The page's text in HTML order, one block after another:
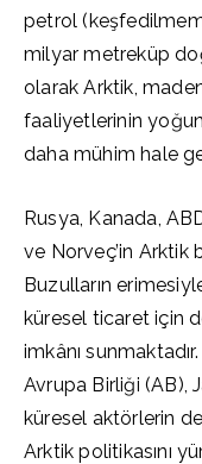
petrol
milyar metreküp
olarak Arktik,
faaliyetlerinin
daha mühim hale
Rusya, Kanada,
ve Norveç’in Arktik
Buzulların
küresel ticaret için
imkânı
Avrupa Birliği (AB),
küresel aktörlerin
Arktik politikasını